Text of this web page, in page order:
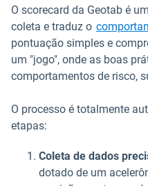
O scorecard da Geotab é
coleta e traduz o
pontuação simples e
um "jogo", onde as boas
comportamentos de risco,
O processo é totalmente
etapas:
Coleta de dados
dotado de um